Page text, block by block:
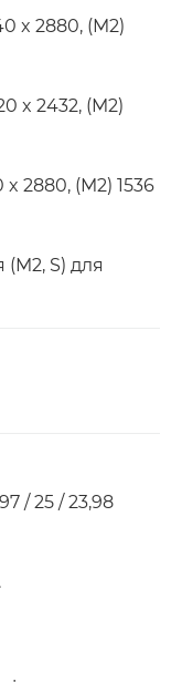
x 2880, (M2)
x 2432, (M2)
x 2880, (M2) 1536
(M2, S) для
/ 25 / 23,98